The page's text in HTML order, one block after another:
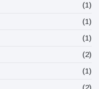
(1)
(1)
(1)
(2)
(1)
(2)